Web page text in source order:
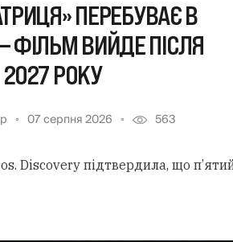
ПЕРЕБУВАЄ В
ФІЛЬМ ВИЙДЕ ПІСЛЯ
2027 РОКУ
07 серпня 2026 563
Discovery підтвердила, що